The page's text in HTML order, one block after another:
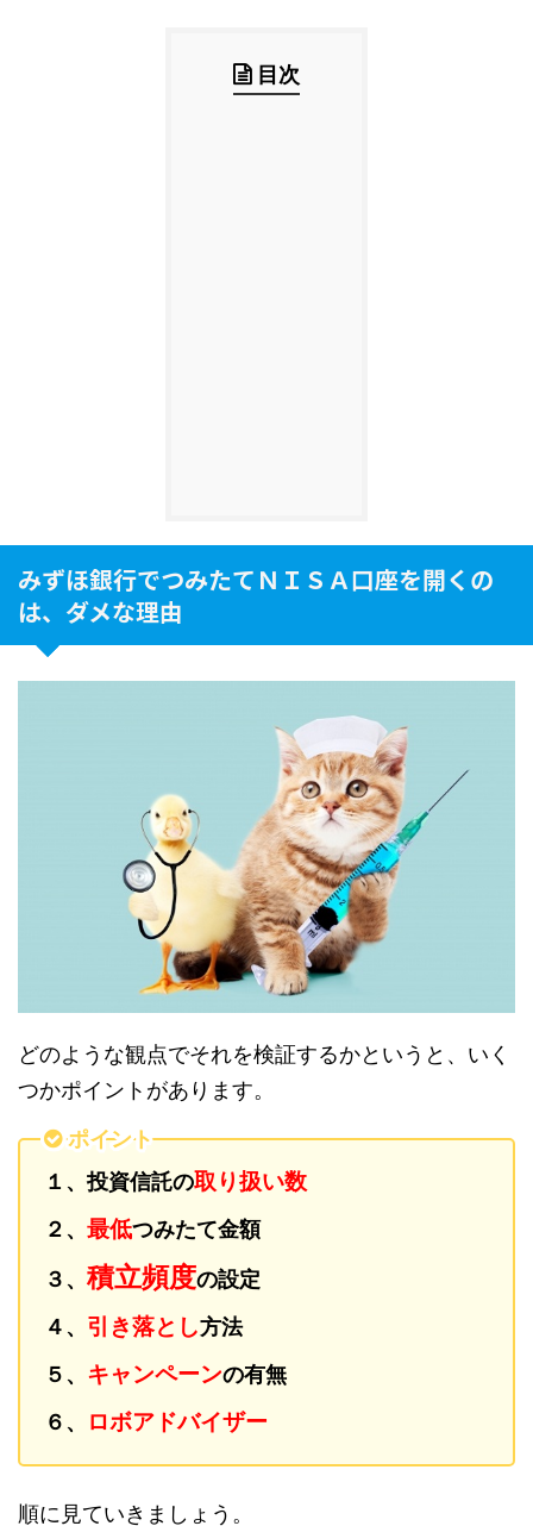
目次
みずほ銀行でつみたてＮＩＳＡ口座を開くの
は、ダメな理由
どのような観点でそれを検証するかというと、いく
つかポイントがあります。
ポイント
１、投資信託の取り扱い数
２、 最低つみたて金額
３、 積立頻度の設定
４、 引き落とし方法
５、 キャンペーンの有無
６、
ロボアドバイザー
順に見ていきましょう。